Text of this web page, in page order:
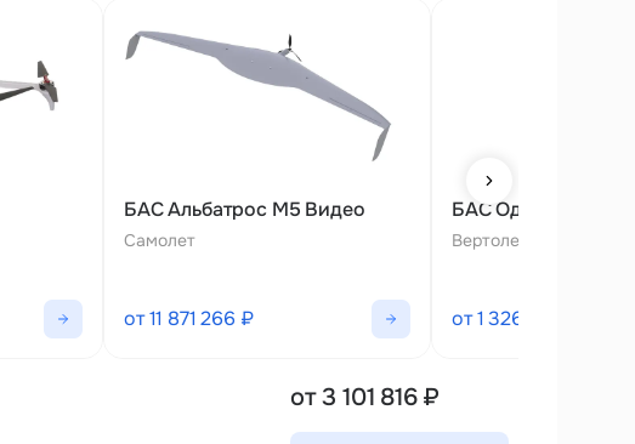
БАС Альбатрос М5 Видео
Самолет
от 11 871 266 ₽
БАС Одуванчик-3
Вертолет
от 1 326 479 ₽
от 3 101 816 ₽